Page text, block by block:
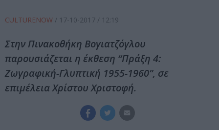
CULTURENOW / 17-10-2017 / 12:19
Στην Πινακοθήκη Βογιατζόγλου
παρουσιάζεται η έκθεση “Πράξη 4:
Ζωγραφική-Γλυπτική 1955-1960”, σε
επιμέλεια Χρίστου Χριστοφή.